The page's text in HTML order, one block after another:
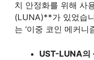
치 안정화를 위해 사
(LUNA)**가 있었습
는 ‘이중 코인 메커니
UST-LUNA의